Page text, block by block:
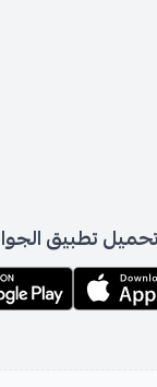
تحميل تطبيق